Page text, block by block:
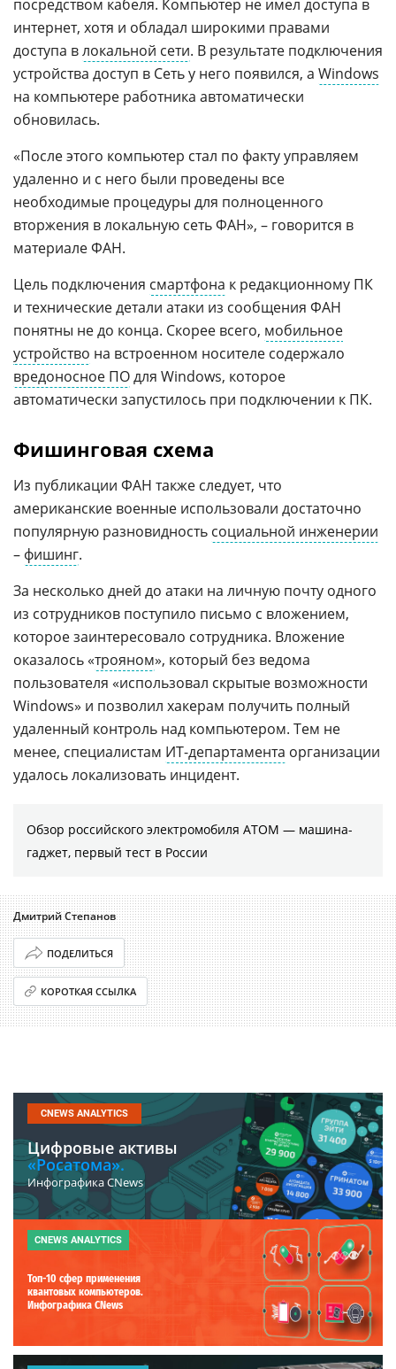
посредством кабеля. Компьютер не имел доступа в
интернет, хотя и обладал широкими правами
доступа влокальной сети. В результате подключения
устройства доступ в Сеть у него появился, а Windows
на компьютере работника автоматически
обновилась.
«После этого компьютер стал по факту управляем
удаленно и с него были проведены все
необходимые процедуры для полноценного
вторжения в локальную сеть ФАН», – говорится в
материале ФАН.
Цель подключения смартфона к редакционному ПК
и технические детали атаки из сообщения ФАН
понятны не до конца. Скорее всего, мобильное
устройство на встроенном носителе содержало
вредоносное ПОдля Windows, которое
автоматически запустилось при подключении к ПК.
Фишинговая схема
Из публикации ФАН также следует, что
американские военные использовали достаточно
популярную разновидность социальной инженерии
– фишинг.
За несколько дней до атаки на личную почту одного
из сотрудников поступило письмо с вложением,
которое заинтересовало сотрудника. Вложение
оказалось «трояном», который без ведома
пользователя «использовал скрытые возможности
Windows» и позволил хакерам получить полный
удаленный контроль над компьютером. Тем не
менее, специалистам ИТ-департамента организации
удалось локализовать инцидент.
Обзор российского электромобиля АТОМ — машина-
гаджет, первый тест в России
Дмитрий Степанов
ПОДЕЛИТЬСЯ
КОРОТКАЯ ССЫЛКА
CNEWS ANALYTICS
Цифровые активы
«Росатома».
Инфографика CNews
CNEWS ANALYTICS
Топ-10 сфер применения
квантовых компьютеров.
Инфографика CNews